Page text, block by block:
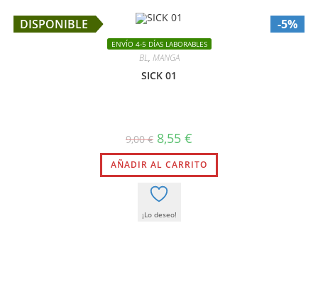
DISPONIBLE -5%
ENVÍO 4-5 DÍAS LABORABLES
BL, MANGA
SICK 01
9,00€ El
precio
original
era:
9,00 €.
8,55 €
actual
es:
8,55 €.
AÑADIR AL CARRITO
¡Lo deseo!